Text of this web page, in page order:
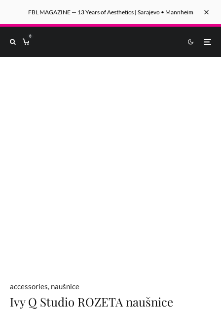
FBL MAGAZINE — 13 Years of Aesthetics | Sarajevo • Mannheim
0
accessories, naušnice
Ivy Q Studio ROZETA naušnice